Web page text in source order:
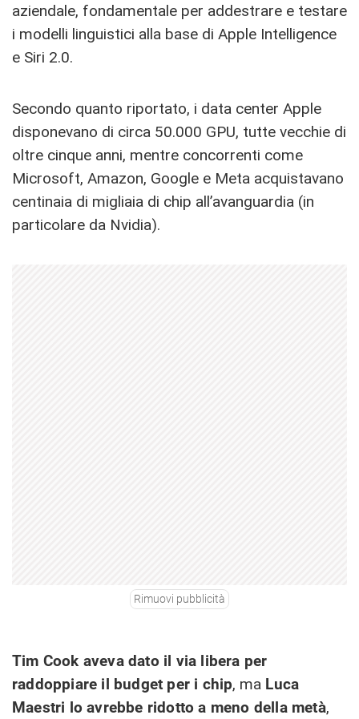
aziendale, fondamentale per addestrare e testare
i modelli linguistici alla base di Apple Intelligence
e Siri 2.0.
Secondo quanto riportato, i data center Apple
disponevano di circa 50.000 GPU, tutte vecchie di
oltre cinque anni, mentre concorrenti come
Microsoft, Amazon, Google e Meta acquistavano
centinaia di migliaia di chip all’avanguardia (in
particolare da Nvidia).
Rimuovi pubblicità
Tim Cook aveva dato il via libera per
raddoppiare il budget per i chip, ma Luca
Maestri lo avrebbe ridotto a meno della metà,